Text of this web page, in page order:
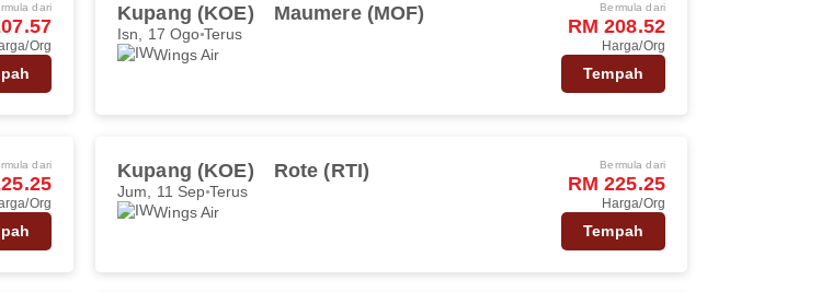
dari
Org
Kupang (KOE) Maumere (MOF)
Isn, 17 Ogo Terus
Wings Air
Bermula dari
RM 208.52
Harga/Org
Tempah
dari
Org
Kupang (KOE) Rote (RTI)
Jum, 11 Sep Terus
Wings Air
Bermula dari
RM 225.25
Harga/Org
Tempah